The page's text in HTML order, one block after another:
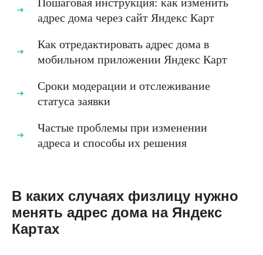
адрес дома через сайт Яндекс Карт
Как отредактировать адрес дома в
мобильном приложении Яндекс Карт
Сроки модерации и отслеживание
статуса заявки
Частые проблемы при изменении
адреса и способы их решения
В каких случаях физлицу нужно
менять адрес дома на Яндекс
Картах